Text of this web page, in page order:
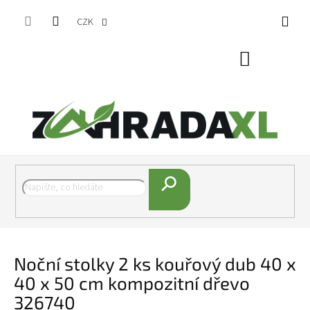
CZK
Hledat
Noční stolky 2 ks kouřový dub 40 x
40 x 50 cm kompozitní dřevo
326740